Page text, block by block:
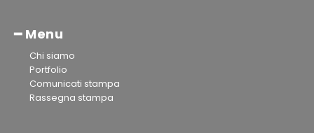
━ Menu
Chi siamo
Portfolio
Comunicati stampa
Rassegna stampa